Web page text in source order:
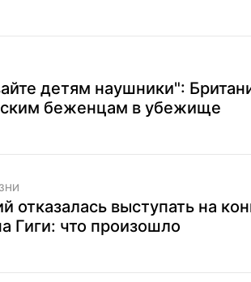
детям наушники":
беженцам в убежище
отказалась выступать на
Гиги: что произошло